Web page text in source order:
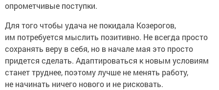
опрометчивые поступки.
Для того чтобы удача не покидала Козерогов,
им потребуется мыслить позитивно. Не всегда просто
сохранять веру в себя, но в начале мая это просто
придется сделать. Адаптироваться к новым условиям
станет труднее, поэтому лучше не менять работу,
не начинать ничего нового и не рисковать.